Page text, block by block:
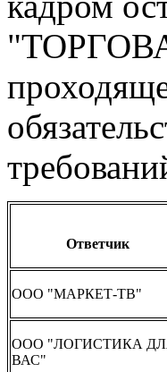
Ответчик
ООО "МАРКЕТ-ТВ"
ООО "ЛОГИСТИКА
ВАС"